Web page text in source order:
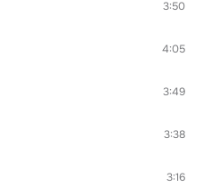
3:50
4:05
3:49
3:38
3:16